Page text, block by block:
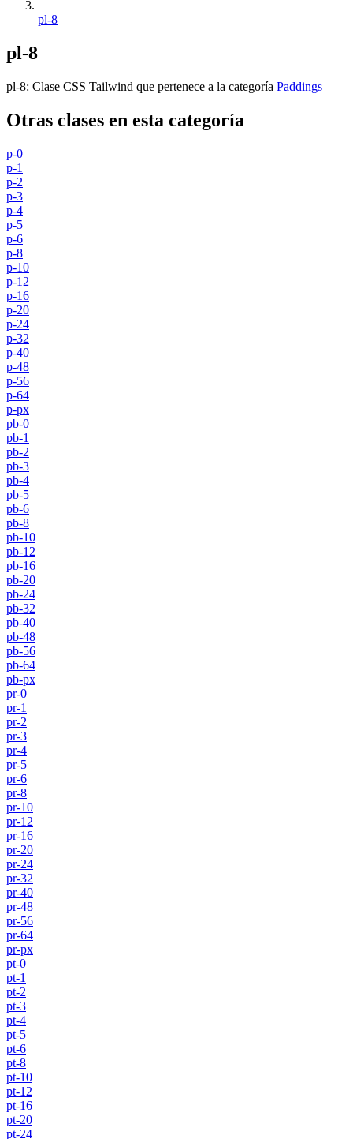
pl-8
pl-8
pl-8: Clase CSS Tailwind que pertenece a la categoría Paddings
Otras clases en esta categoría
p-0
p-1
p-2
p-3
p-4
p-5
p-6
p-8
p-10
p-12
p-16
p-20
p-24
p-32
p-40
p-48
p-56
p-64
p-px
pb-0
pb-1
pb-2
pb-3
pb-4
pb-5
pb-6
pb-8
pb-10
pb-12
pb-16
pb-20
pb-24
pb-32
pb-40
pb-48
pb-56
pb-64
pb-px
pr-0
pr-1
pr-2
pr-3
pr-4
pr-5
pr-6
pr-8
pr-10
pr-12
pr-16
pr-20
pr-24
pr-32
pr-40
pr-48
pr-56
pr-64
pr-px
pt-0
pt-1
pt-2
pt-3
pt-4
pt-5
pt-6
pt-8
pt-10
pt-12
pt-16
pt-20
pt-24